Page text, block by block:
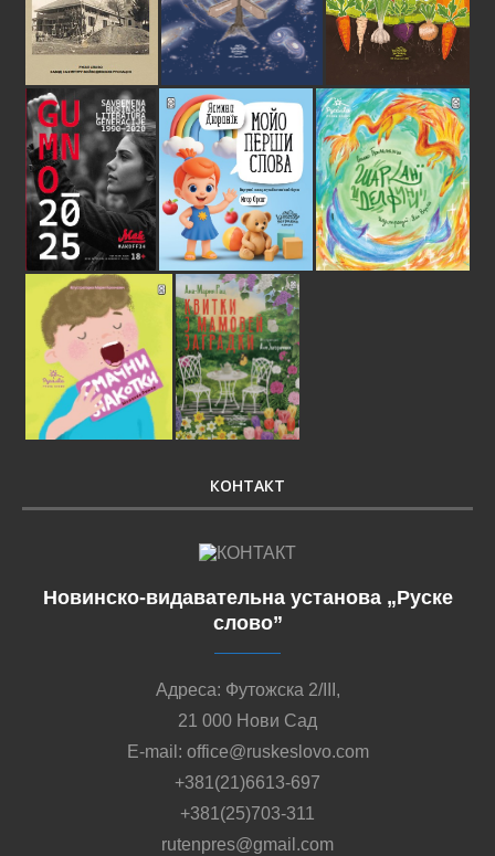
КОНТАКТ
Новинско-видавательна установа „Руске
слово”
Адреса: Футожска 2/III,
21 000 Нови Сад
E-mail: office@ruskeslovo.com
+381(21)6613-697
+381(25)703-311
rutenpres@gmail.com